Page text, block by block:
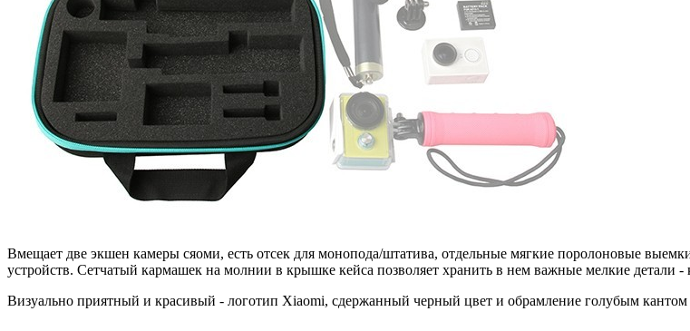
Вмещает две экшен камеры сяоми, есть отсек для монопода/штатива, отдельные мягкие поролоновые
устройств. Сетчатый кармашек на молнии в крышке кейса позволяет хранить в нем важные мелкие детали
Визуально приятный и красивый - логотип Xiaomi, сдержанный черный цвет и обрамление голубым